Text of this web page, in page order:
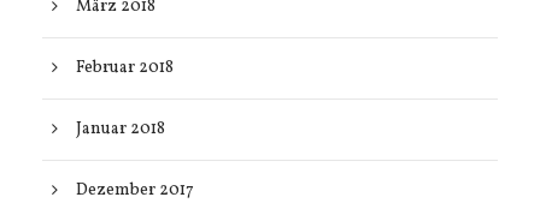
März 2018
Februar 2018
Januar 2018
Dezember 2017